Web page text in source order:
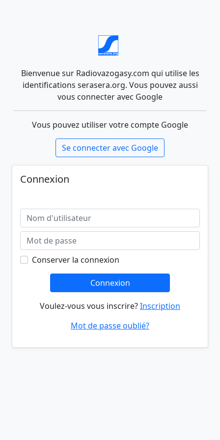
Bienvenue sur Radiovazogasy.com qui utilise les
identifications serasera.org. Vous pouvez aussi
vous connecter avec Google
Vous pouvez utiliser votre compte Google
Se connecter avec Google
Connexion
Conserver la connexion
Connexion
Voulez-vous vous inscrire?Inscription
Mot de passe oublié?